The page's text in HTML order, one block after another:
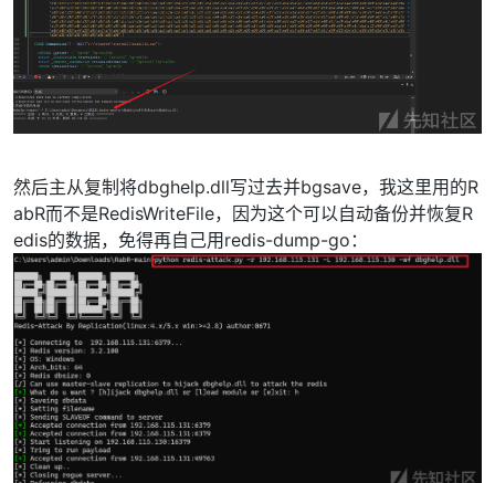
然后主从复制将dbghelp.dll写过去并bgsave，我这里用的R
abR而不是RedisWriteFile，因为这个可以自动备份并恢复R
edis的数据，免得再自己用redis-dump-go：